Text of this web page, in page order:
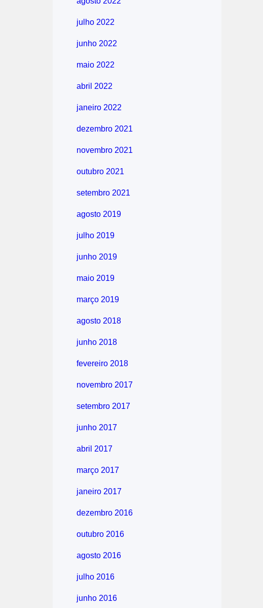
julho 2022
junho 2022
maio 2022
abril 2022
janeiro 2022
dezembro 2021
novembro 2021
outubro 2021
setembro 2021
agosto 2019
julho 2019
junho 2019
maio 2019
março 2019
agosto 2018
junho 2018
fevereiro 2018
novembro 2017
setembro 2017
junho 2017
abril 2017
março 2017
janeiro 2017
dezembro 2016
outubro 2016
agosto 2016
julho 2016
junho 2016